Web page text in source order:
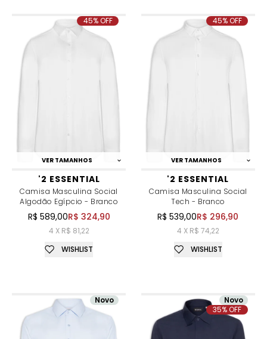
VER TAMANHOS
'2 ESSENTIAL
Camisa Masculina Social
Algodão Egípcio - Branco
R$ 589,00R$ 324,90
4 X R$ 81,22
45% OFF
WISHLIST
VER TAMANHOS
'2 ESSENTIAL
Camisa Masculina Social
Tech - Branco
R$ 539,00R$ 296,90
4 X R$ 74,22
45% OFF
WISHLIST
Novo
Novo
35% OFF